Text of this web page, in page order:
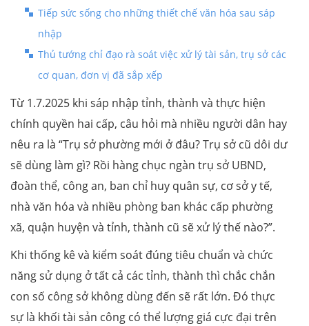
Tiếp sức sống cho những thiết chế văn hóa sau sáp
nhập
Thủ tướng chỉ đạo rà soát việc xử lý tài sản, trụ sở các
cơ quan, đơn vị đã sắp xếp
Từ 1.7.2025 khi sáp nhập tỉnh, thành và thực hiện
chính quyền hai cấp, câu hỏi mà nhiều người dân hay
nêu ra là “Trụ sở phường mới ở đâu? Trụ sở cũ dôi dư
sẽ dùng làm gì? Rồi hàng chục ngàn trụ sở UBND,
đoàn thể, công an, ban chỉ huy quân sự, cơ sở y tế,
nhà văn hóa và nhiều phòng ban khác cấp phường
xã, quận huyện và tỉnh, thành cũ sẽ xử lý thế nào?”.
Khi thống kê và kiểm soát đúng tiêu chuẩn và chức
năng sử dụng ở tất cả các tỉnh, thành thì chắc chắn
con số công sở không dùng đến sẽ rất lớn. Đó thực
sự là khối tài sản công có thể lượng giá cực đại trên